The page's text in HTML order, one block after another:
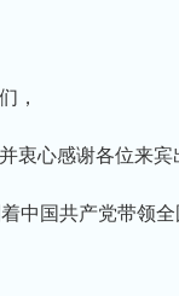
，
衷心感谢各位来
中国共产党带领